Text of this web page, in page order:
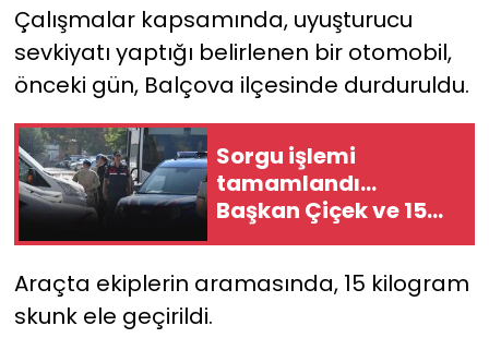
Çalışmalar kapsamında, uyuşturucu
sevkiyatı yaptığı belirlenen bir otomobil,
önceki gün, Balçova ilçesinde durduruldu.
Sorgu işlemi
tamamlandı...
Başkan Çiçek ve 15
kişi hakkında
Araçta ekiplerin aramasında, 15 kilogram
skunk ele geçirildi.